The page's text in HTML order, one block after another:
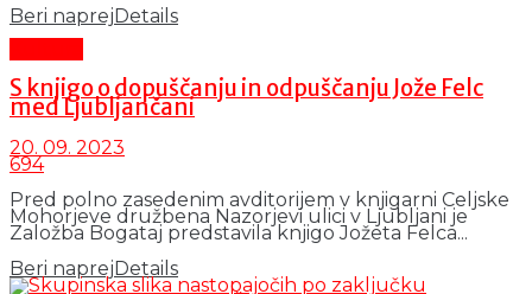
Beri naprejDetails
S knjigo o dopuščanju in odpuščanju Jože Felc
med Ljubljančani
20. 09. 2023
694
Pred polno zasedenim avditorijem v knjigarni Celjske
Mohorjeve družbena Nazorjevi ulici v Ljubljani je
Založba Bogataj predstavila knjigo Jožeta Felca...
Beri naprejDetails